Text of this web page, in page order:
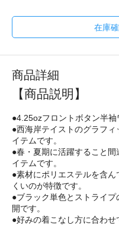
在庫
商品詳細
【商品説明】
●4.25ozフロントボタン半袖
●西海岸テイストのグラフ
イテムです。
●春・夏期に活躍すること
イテムです。
●素材にポリエステルを含
くいのが特徴です。
●ブラック単色とストライ
開です。
●好みの着こなし方に合わせ